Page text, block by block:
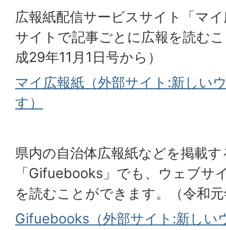
広報紙配信サービスサイト「マ
サイトで記事ごとに広報を読む
成29年11月1日号から）
マイ広報紙（外部サイト:新しい
す）
県内の自治体広報紙などを掲載
「Gifuebooks」でも、ウェブサ
を読むことができます。（令和
Gifuebooks（外部サイト:新しい